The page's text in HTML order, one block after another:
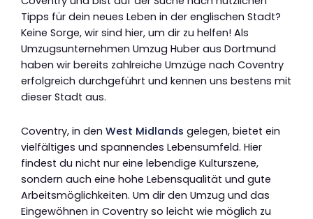
Tipps für dein neues Leben in der englischen Stadt?
Keine Sorge, wir sind hier, um dir zu helfen! Als
Umzugsunternehmen Umzug Huber aus Dortmund
haben wir bereits zahlreiche Umzüge nach Coventry
erfolgreich durchgeführt und kennen uns bestens mit
dieser Stadt aus.
Coventry, in den West Midlands gelegen, bietet ein
vielfältiges und spannendes Lebensumfeld. Hier
findest du nicht nur eine lebendige Kulturszene,
sondern auch eine hohe Lebensqualität und gute
Arbeitsmöglichkeiten. Um dir den Umzug und das
Eingewöhnen in Coventry so leicht wie möglich zu